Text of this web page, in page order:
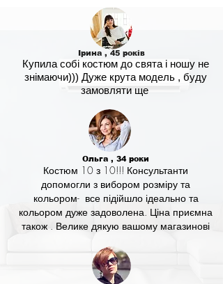
Ірина , 45 років
Купила собі костюм до свята і ношу не
знімаючи))) Дуже крута модель , буду
замовляти ще
Ольга , 34 роки
Костюм 10 з 10!!! Консультанти
допомогли з вибором розміру та
кольором- все підійшло ідеально та
кольором дуже задоволена. Ціна приємна
також . Велике дякую вашому магазинові